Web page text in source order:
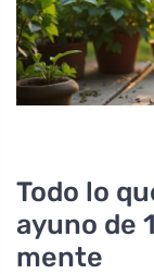
Todo lo
ayuno de
mente